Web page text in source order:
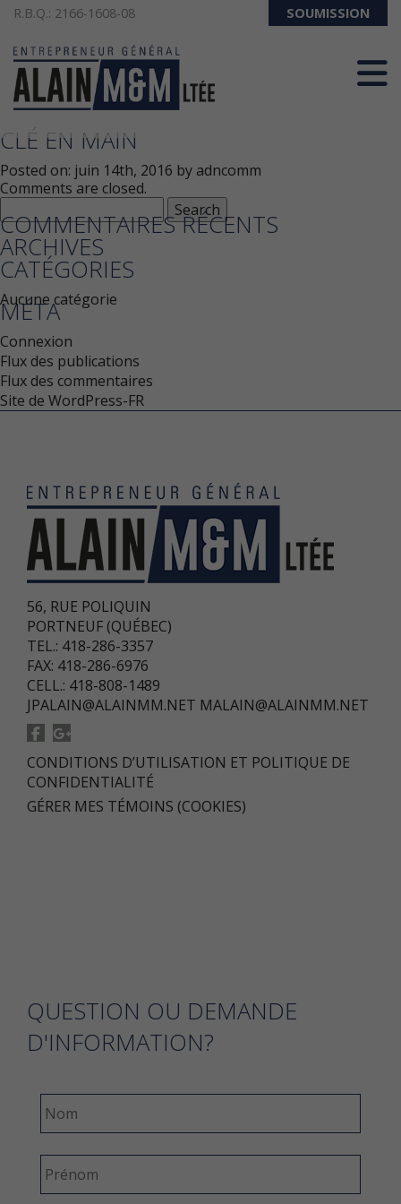
R.B.Q.: 2166-1608-08 418-286-3357
SOUMISSION
CLÉ EN MAIN
Posted on: juin 14th, 2016 by adncomm
Comments are closed.
for:
COMMENTAIRES RÉCENTS
ARCHIVES
CATÉGORIES
Aucune catégorie
MÉTA
Connexion
Flux des publications
Flux des commentaires
Site de WordPress-FR
56, RUE POLIQUIN
PORTNEUF (QUÉBEC)
TEL.: 418-286-3357
FAX: 418-286-6976
CELL.: 418-808-1489
JPALAIN@ALAINMM.NET MALAIN@ALAINMM.NET
CONDITIONS D’UTILISATION ET POLITIQUE DE
CONFIDENTIALITÉ
GÉRER MES TÉMOINS (COOKIES)
QUESTION OU DEMANDE
D'INFORMATION?